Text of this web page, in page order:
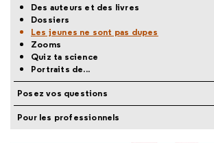
Des auteurs et des livres
Dossiers
Les jeunes ne sont pas dupes
Zooms
Quiz ta science
Portraits de...
Posez vos questions
Pour les professionnels